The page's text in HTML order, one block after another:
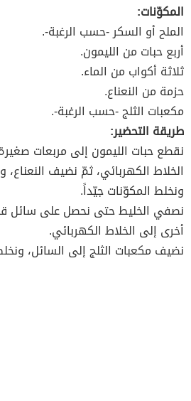
المكوّنات:
الملح أو السكر -حسب الرغبة-.
أربع حبات من الليمون.
ثلاثة أكواب من الماء.
حزمة من النعناع.
مكعبات الثلج -حسب الرغبة-.
طريقة التحضير:
نقطع حبات الليمون إلى مربعات
الخلاط الكهربائي، ثمّ نضيف النعناع،
ونخلط المكوّنات جيّداً.
نصفي الخليط حتى نحصل على سائل
أخرى إلى الخلاط الكهربائي.
نضيف مكعبات الثلج إلى السائل،